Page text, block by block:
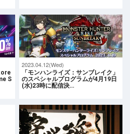
S
2023.04.12(Wed)
「モンハンライズ：サンブレイク」
のスペシャルプログラムが4月19日
(水)23時に配信決…